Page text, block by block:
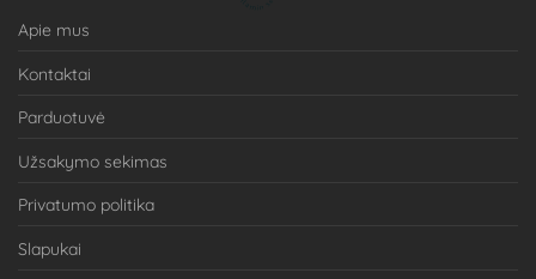
Apie mus
Kontaktai
Parduotuvė
Užsakymo sekimas
Privatumo politika
Slapukai